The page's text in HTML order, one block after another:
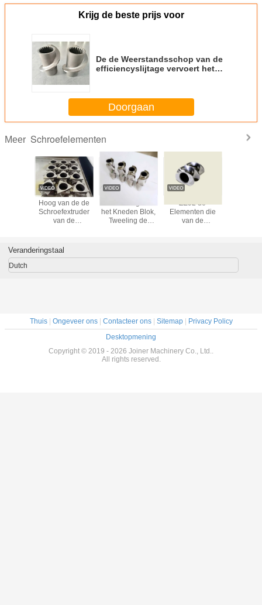
Krijg de beste prijs voor
De de Weerstandsschop van de
efficiencyslijtage vervoert het
Schroefextruder
Doorgaan
Meer Schroefelementen
Hoog van de de
Schroefextruder
van de
de Delenextruder
de
voor TEX54
het Kneden Blok,
Tweeling de
Schroefextruder
ZE52 de
Elementen die
van de
Tweelingschroefextruder
Veranderingstaal
Dutch
Thuis| Ongeveer ons| Contacteer ons| Sitemap|
Privacy Policy
Desktopmening
Copyright © 2019 - 2026 Joiner Machinery Co., Ltd..
All rights reserved.